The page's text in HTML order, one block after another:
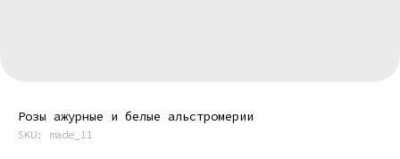
Розы ажурные и белые альстромерии
SKU: made_11